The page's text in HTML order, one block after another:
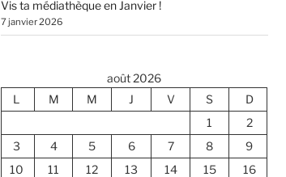
Vis ta médiathèque en Janvier !
7 janvier 2026
août 2026
L
M M J V S
D
1
2
3
4 5 6 7 8
9
10
11 12 13 14 15
16